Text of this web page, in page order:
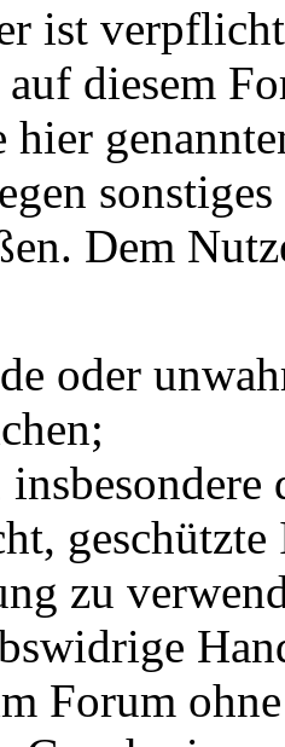
ist
diesem
hier
Dem
oder
geschützte
zu
Forum